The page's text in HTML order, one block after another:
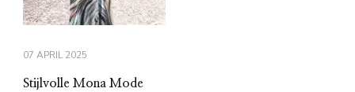
07 APRIL 2025
Stijlvolle Mona Mode